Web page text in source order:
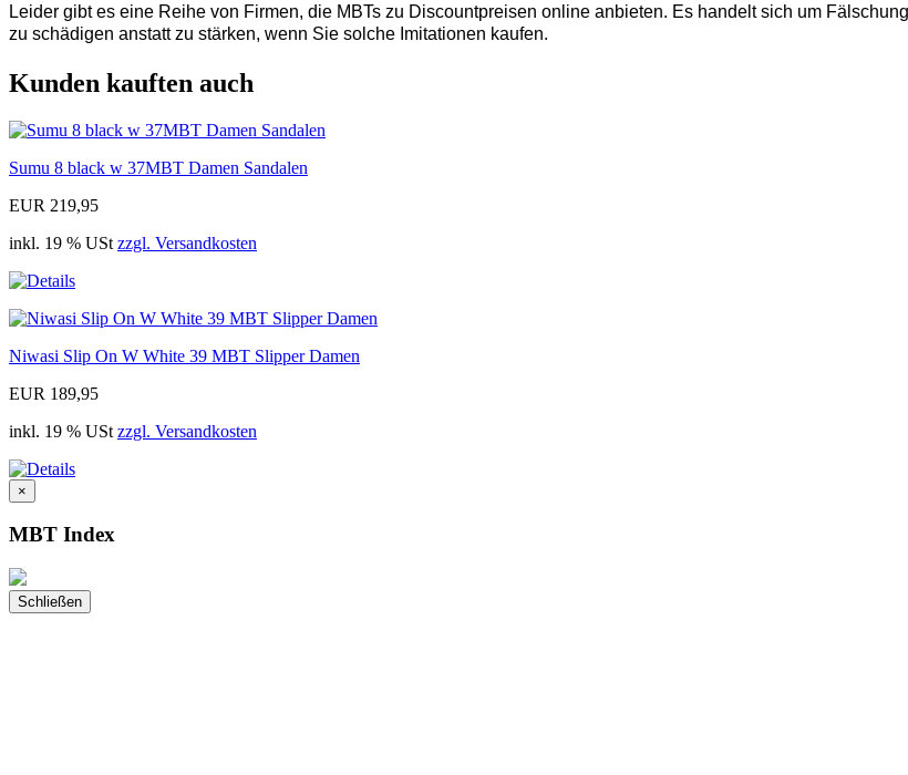
Leider gibt es eine Reihe von Firmen, die MBTs zu Discountpreisen online anbieten. Es handelt sich um
zu schädigen anstatt zu stärken, wenn Sie solche Imitationen kaufen.
Kunden kauften auch
Sumu 8 black w 37MBT Damen Sandalen
EUR 219,95
inkl. 19 % USt zzgl. Versandkosten
Niwasi Slip On W White 39 MBT Slipper Damen
EUR 189,95
inkl. 19 % USt zzgl. Versandkosten
×
MBT Index
Schließen